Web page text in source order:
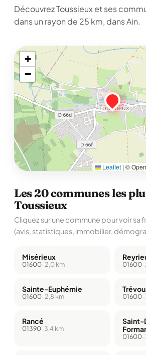
Découvrez Toussieux et ses
dans un rayon de 25 km, dans Ain.
+
−
Leaflet | ©
Les 20 communes les
Toussieux
Cliquez sur une commune pour voir sa
(avis, statistiques, immobilier,
Misérieux
01600· 2,0 km 01600
Sainte-Euphémie
01600· 2,8 km 01600
Rancé
01390· 3,4 km
01600